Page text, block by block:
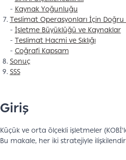
- Kaynak Yoğunluğu
Teslimat Operasyonları İçin
- İşletme Büyüklüğü ve Kaynaklar
- Teslimat Hacmi ve Sıklığı
- Coğrafi Kapsam
Sonuç
SSS
Giriş
Küçük ve orta ölçekli işletmeler
Bu makale, her iki stratejiyle